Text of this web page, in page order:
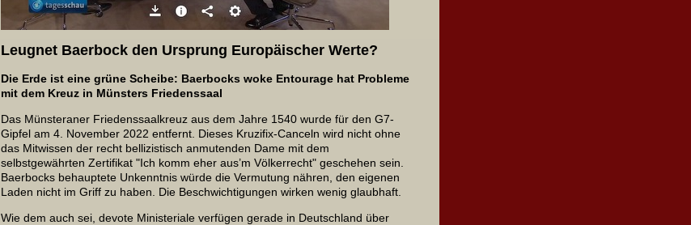
Leugnet Baerbock den Ursprung Europäischer Werte?
Die Erde ist eine grüne Scheibe: Baerbocks woke Entourage hat Probleme
mit dem Kreuz in Münsters Friedenssaal
Das Münsteraner Friedenssaalkreuz aus dem Jahre 1540 wurde für den G7-
Gipfel am 4. November 2022 entfernt. Dieses Kruzifix-Canceln wird nicht ohne
das Mitwissen der recht bellizistisch anmutenden Dame mit dem
selbstgewährten Zertifikat "Ich komm eher aus’m Völkerrecht" geschehen sein.
Baerbocks behauptete Unkenntnis würde die Vermutung nähren, den eigenen
Laden nicht im Griff zu haben. Die Beschwichtigungen wirken wenig glaubhaft.
Wie dem auch sei, devote Ministeriale verfügen gerade in Deutschland über